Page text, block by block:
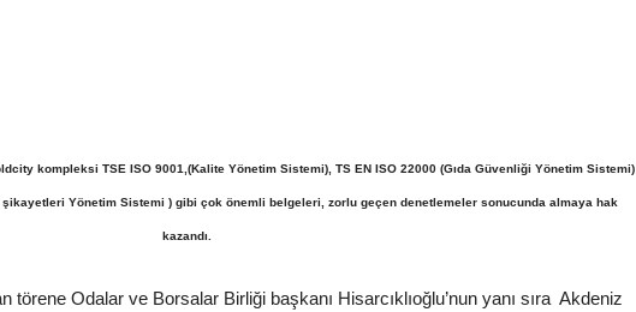
kompleksi TSE ISO 9001,(Kalite Yönetim Sistemi), TS EN ISO 22000 (Gıda Güvenliği Yönetim Sistemi)
Yönetim Sistemi ) gibi çok önemli belgeleri, zorlu geçen denetlemeler sonucunda almaya hak
kazandı.
törene Odalar ve Borsalar Birliği başkanı Hisarcıklıoğlu’nun yanı sıra Akdeniz